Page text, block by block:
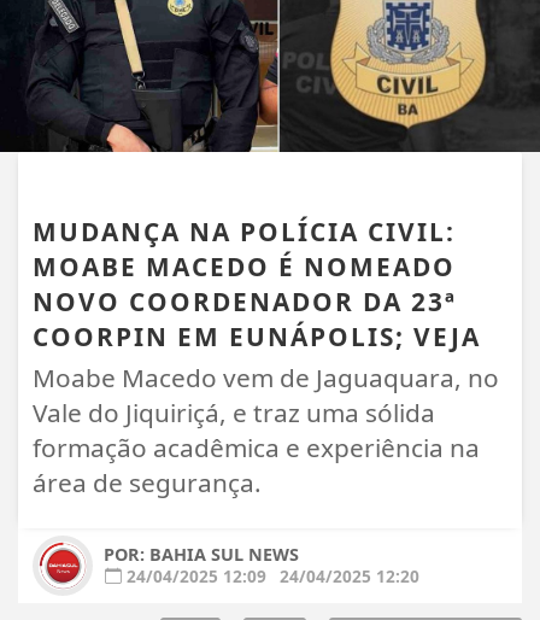
MUDANÇA NA POLÍCIA CIVIL:
MOABE MACEDO É NOMEADO
NOVO COORDENADOR DA 23ª
COORPIN EM EUNÁPOLIS; VEJA
Moabe Macedo vem de Jaguaquara, no
Vale do Jiquiriçá, e traz uma sólida
formação acadêmica e experiência na
área de segurança.
POR: BAHIA SUL NEWS
24/04/2025 12:09 24/04/2025 12:20